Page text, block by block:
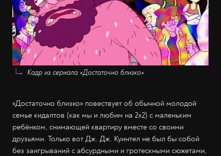
Кадр из сериала «Достаточно близко»
«Достаточно близко» повествует об обычной молодой
семье кидалтов (как мы и любим на 2х2) с маленьким
ребёнком, снимающей квартиру вместе со своими
друзьями. Только вот Дж. Дж. Куинтел не был бы собой
без заигрываний с абсурдными и гротескными сюжетами,